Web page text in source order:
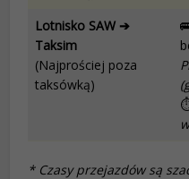
Lotnisko SAW ➔
Taksim
(Najprościej poza
taksówką)
* Czasy przejazdów są